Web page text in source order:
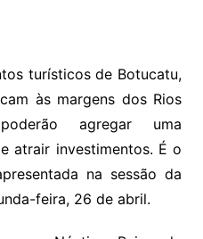
turísticos de Botucatu,
às margens dos Rios
agregar uma
atrair investimentos. É o
na sessão da
feira, 26 de abril.